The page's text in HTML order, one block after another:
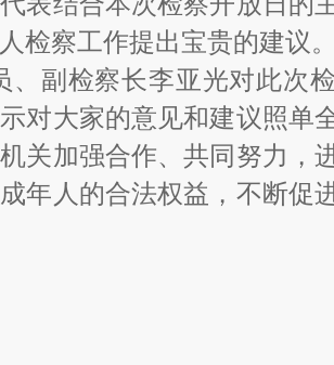
检察工作提出宝贵的建议。
、副检察长李亚光对此次
对大家的意见和建议照单
关加强合作、共同努力，
年人的合法权益，不断促